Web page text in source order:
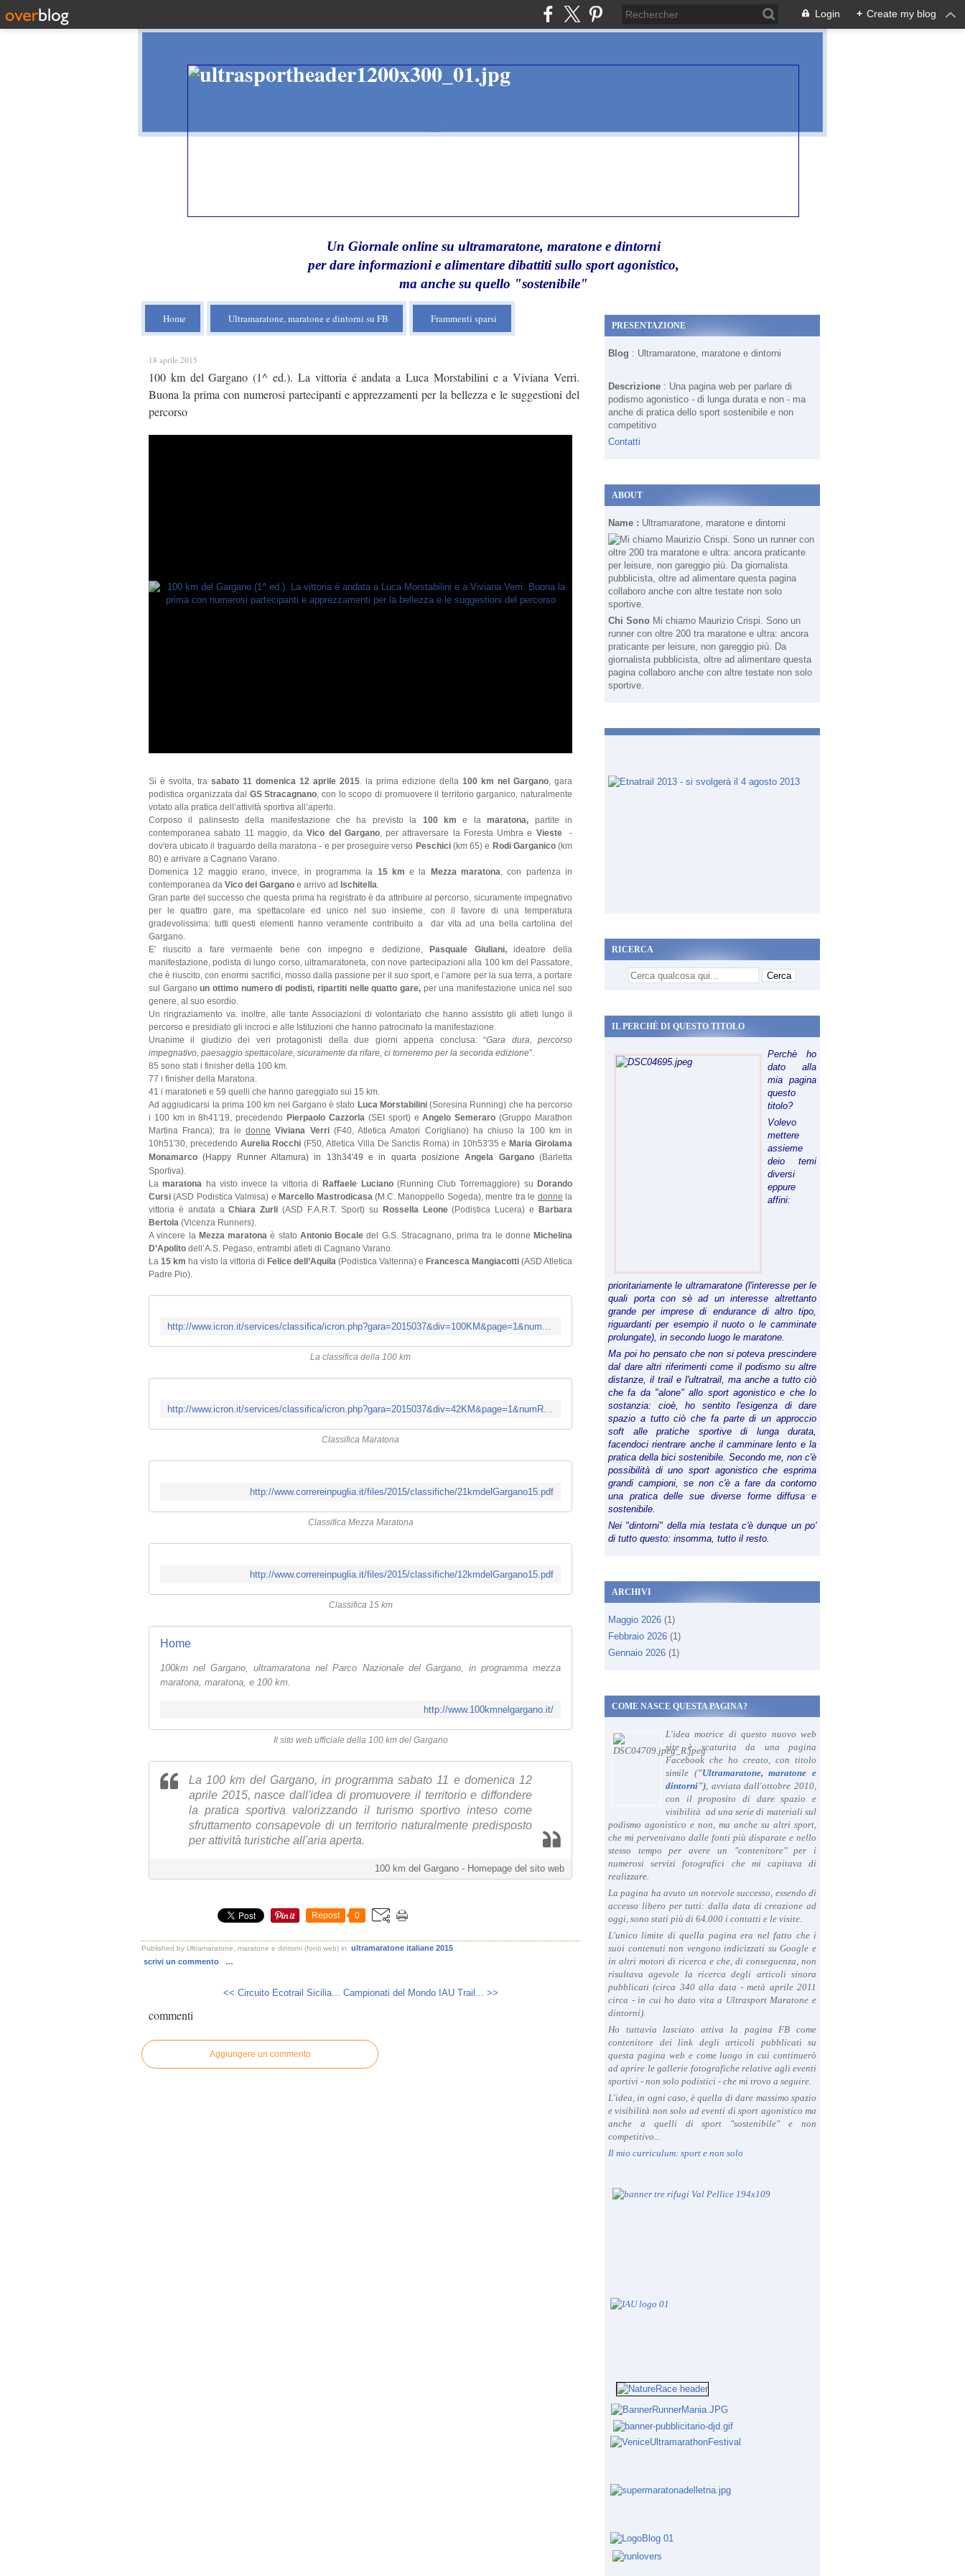
Login + Create my blog
Un Giornale online su ultramaratone, maratone e dintorni
per dare informazioni e alimentare dibattiti sullo sport agonistico,
ma anche su quello "sostenibile"
Home Ultramaratone, maratone e dintorni su FB Frammenti sparsi
18 aprile 2015
100 km del Gargano (1^ ed.). La vittoria é andata a Luca Morstabilini e a Viviana Verri.
Buona la prima con numerosi partecipanti e apprezzamenti per la bellezza e le suggestioni del
percorso
Si è svolta, tra sabato 11 domenica 12 aprile 2015 . la prima edizione della 100 km nel Gargano , gara
podistica organizzata dal GS Stracagnano , con lo scopo di promuovere il territorio garganico, naturalmente
votato alla pratica dell’attività sportiva all’aperto.
Corposo il palinsesto della manifestazione che ha previsto la 100 km e lamaratona, partite in
contemporanea sabato 11 maggio, daVico del Gargano, per attraversare la Foresta Umbra e Vieste-
dov'era ubicato il traguardo della maratona - e per proseguire verso Peschici(km 65) e Rodi Garganico(km
80) e arrivare a Cagnano Varano.
Domenica 12 maggio erano, invece, in programma la 15 kme la Mezza maratona , con partenza in
contemporanea da Vico del Gargano e arrivo ad Ischitella
Gran parte del successo che questa prima ha registrato è da attribuire al percorso, sicuramente impegnativo
per le quattro gare, ma spettacolare ed unico nel suo insieme, con il favore di una temperatura
gradevolissima: tutti questi elementi hanno veramente contribuito a dar vita ad una bella cartolina del
Gargano.
E' riuscito a fare vermaente bene con impegno e dedizione,
Pasquale Giuliani,ideatore della
manifestazione, podista di lungo corso, ultramaratoneta, con nove partecipazioni alla 100 km del Passatore,
che è riuscito, con enormi sacrifici, mosso dalla passione per il suo sport, e l’amore per la sua terra, a portare
sul Garganoun ottimo numero di podisti, ripartiti nelle quatto gare, per una manifestazione unica nel suo
genere, al suo esordio.
Un ringraziamento va. inoltre, alle tante Associazioni di volontariato che hanno assistito gli atleti lungo il
percorso e presidiato gli incroci e alle Istituzioni che hanno patrocinato la manifestazione.
Unanime il giudizio dei veri protagonisti della due giorni appena conclusa: “Gara dura, percorso
impegnativo, paesaggio spettacolare, sicuramente da rifare, ci torneremo per la seconda edizione”.
85 sono stati i finisher della 100 km.
77 i finisher della Maratona.
41 i maratoneti e 59 quelli che hanno gareggiato sui 15 km.
Ad aggiudicarsi la prima 100 km nel Gargano è stato Luca Morstabilini (Soresina Running) che ha percorso
i 100 km in 8h41'19, precedendoPierpaolo Cazzorla (SEI sport) eAngelo Semeraro(Gruppo Marathon
Martina Franca); tra le donne Viviana Verri (F40, Atletica Amatori Corigliano) ha chiuso la 100 km in
10h51'30, precedendo Aurelia Rocchi(F50, Atletica Villa De Sanctis Roma) in 10h53'35 eMaria Girolama
Monamarco(Happy Runner Altamura) in 13h34'49 e in quarta posizioneAngela Gargano(Barletta
Sportiva).
Lamaratona ha visto invece la vittoria diRaffaele Luciano(Running Club Torremaggiore) suDorando
Cursi(ASD Podistica Valmisa) eMarcello Mastrodicasa (M.C. Manoppello Sogeda), mentre tra le donne la
vittoria è andata aChiara Zurli(ASD F.A.R.T. Sport) su Rossella Leone(Podistica Lucera) eBarbara
Bertola (Vicenza Runners).
A vincere la Mezza maratona è stato Antonio Bocale del G.S. Stracagnano, prima tra le donne Michelina
D’Apolito dell’A.S. Pegaso, entrambi atleti di Cagnano Varano.
La 15 km ha visto la vittoria di Felice dell’Aquila (Podistica Valtenna) e Francesca Mangiacotti (ASD Atletica
Padre Pio).
La classifica della 100 km
Classifica Maratona
http://www.correreinpuglia.it/files/2015/classifiche/21kmdelGargano15.pdf
Classifica Mezza Maratona
http://www.correreinpuglia.it/files/2015/classifiche/12kmdelGargano15.pdf
Classifica 15 km
Home
100km nel Gargano, ultramaratona nel Parco Nazionale del Gargano, in programma mezza
maratona, maratona, e 100 km.
http://www.100kmnelgargano.it/
Il sito web ufficiale della 100 km del Gargano
La 100 km del Gargano, in programma sabato 11 e domenica 12
aprile 2015, nasce dall'idea di promuovere il territorio e diffondere
la pratica sportiva valorizzando il turismo sportivo inteso come
sfruttamento consapevole di un territorio naturalmente predisposto
per attività turistiche all'aria aperta.
100 km del Gargano - Homepage del sito web
Repost 0
Published by Ultramaratone, maratone e dintorni (fonti web) in
ultramaratone italiane 2015
scrivi un commento
…
<< Circuito Ecotrail Sicilia... Campionati del Mondo IAU Trail... >>
commenti
Aggiungere un commento
PRESENTAZIONE
Blog : Ultramaratone, maratone e dintorni
Descrizione : Una pagina web per parlare di
podismo agonistico - di lunga durata e non - ma
anche di pratica dello sport sostenibile e non
competitivo
Contatti
ABOUT
Name : Ultramaratone, maratone e dintorni
Chi Sono Mi chiamo Maurizio Crispi. Sono un
runner con oltre 200 tra maratone e ultra: ancora
praticante per leisure, non gareggio più. Da
giornalista pubblicista, oltre ad alimentare questa
pagina collaboro anche con altre testate non solo
sportive.
RICERCA
IL PERCHÈ DI QUESTO TITOLO
Perchè ho
dato alla
mia pagina
questo
titolo?
Volevo
mettere
assieme
deio temi
diversi
eppure
affini:
prioritariamente le ultramaratone (l'interesse per le
quali porta con sè ad un interesse altrettanto
grande per imprese di endurance di altro tipo,
riguardanti per esempio il nuoto o le camminate
prolungate), in secondo luogo le maratone.
Ma poi ho pensato che non si poteva prescindere
dal dare altri riferimenti come il podismo su altre
distanze, il trail e l'ultratrail, ma anche a tutto ciò
che fa da "alone" allo sport agonistico e che lo
sostanzia: cioè, ho sentito l'esigenza di dare
spazio a tutto ciò che fa parte di un approccio
soft alle pratiche sportive di lunga durata,
facendoci rientrare anche il camminare lento e la
pratica della bici sostenibile. Secondo me, non c'è
possibilità di uno sport agonistico che esprima
grandi campioni, se non c'è a fare da contorno
una pratica delle sue diverse forme diffusa e
sostenibile.
Nei "dintorni" della mia testata c'è dunque un po'
di tutto questo: insomma, tutto il resto.
ARCHIVI
Maggio 2026 (1)
Febbraio 2026 (1)
Gennaio 2026 (1)
COME NASCE QUESTA PAGINA?
L'idea motrice di questo nuovo web
site è scaturita da una pagina
Facebook che ho creato, con titolo
simile ("Ultramaratone, maratone e
dintorni"), avviata dall'ottobre 2010,
con il proposito di dare spazio e
visibilità ad una serie di materiali sul
podismo agonistico e non, ma anche su altri sport,
che mi pervenivano dalle fonti più disparate e nello
stesso tempo per avere un "contenitore" per i
numerosi servizi fotografici che mi capitava di
realizzare.
La pagina ha avuto un notevole successo, essendo di
accesso libero per tutti: dalla data di creazione ad
oggi, sono stati più di 64.000 i contatti e le visite.
L'unico limite di quella pagina era nel fatto che i
suoi contenuti non vengono indicizzati su Google e
in altri motori di ricerca e che, di conseguenza, non
risultava agevole la ricerca degli articoli sinora
pubblicati (circa 340 alla data - metà aprile 2011
circa - in cui ho dato vita a Ultrasport Maratone e
dintorni).
Ho tuttavia lasciato attiva la pagina FB come
contenitore dei link degli articoli pubblicati su
questa pagina web e come luogo in cui continuerò
ad aprire le gallerie fotografiche relative agli eventi
sportivi - non solo podistici - che mi trovo a seguire.
L'idea, in ogni caso, è quella di dare massimo spazio
e visibilità non solo ad eventi di sport agonistico ma
anche a quelli di sport "sostenibile" e non
competitivo...
Il mio curriculum: sport e non solo